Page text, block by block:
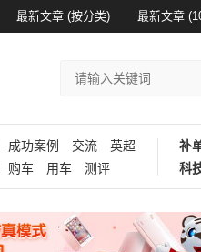
最新文章 (按分类) 最新文章
成功案例 交流
英超
购车 用车 测评
补
科